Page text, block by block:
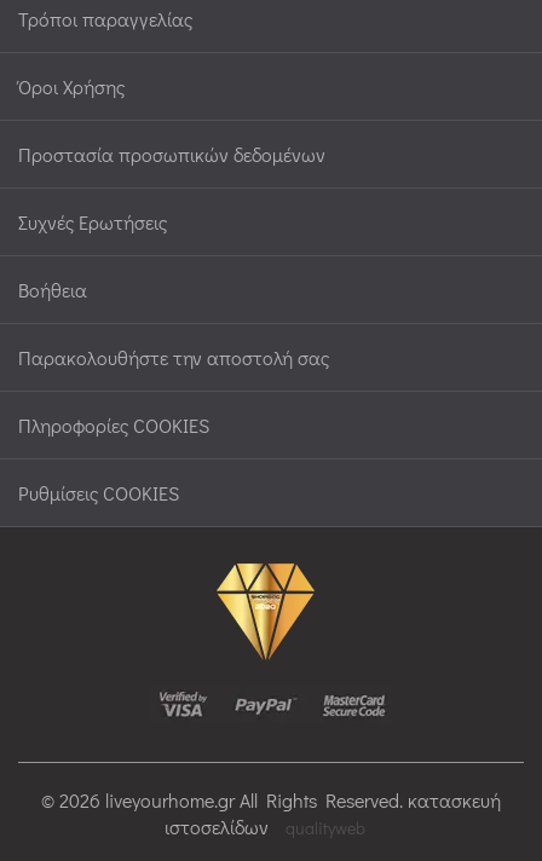
Τρόποι παραγγελίας
Όροι Χρήσης
Προστασία προσωπικών δεδομένων
Συχνές Ερωτήσεις
Βοήθεια
Παρακολουθήστε την αποστολή σας
Πληροφορίες COOKIES
Ρυθμίσεις COOKIES
© 2026 liveyourhome.gr All Rights Reserved. κατασκευή
ιστοσελίδων
qualityweb